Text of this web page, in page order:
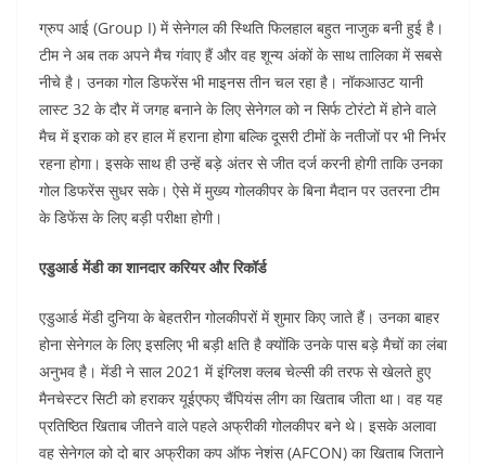
ग्रुप आई (Group I) में सेनेगल की स्थिति फिलहाल बहुत नाजुक बनी हुई है।
टीम ने अब तक अपने मैच गंवाए हैं और वह शून्य अंकों के साथ तालिका में सबसे
नीचे है। उनका गोल डिफरेंस भी माइनस तीन चल रहा है। नॉकआउट यानी
लास्ट 32 के दौर में जगह बनाने के लिए सेनेगल को न सिर्फ टोरंटो में होने वाले
मैच में इराक को हर हाल में हराना होगा बल्कि दूसरी टीमों के नतीजों पर भी निर्भर
रहना होगा। इसके साथ ही उन्हें बड़े अंतर से जीत दर्ज करनी होगी ताकि उनका
गोल डिफरेंस सुधर सके। ऐसे में मुख्य गोलकीपर के बिना मैदान पर उतरना टीम
के डिफेंस के लिए बड़ी परीक्षा होगी।
एडुआर्ड मेंडी का शानदार करियर और रिकॉर्ड
एडुआर्ड मेंडी दुनिया के बेहतरीन गोलकीपरों में शुमार किए जाते हैं। उनका बाहर
होना सेनेगल के लिए इसलिए भी बड़ी क्षति है क्योंकि उनके पास बड़े मैचों का लंबा
अनुभव है। मेंडी ने साल 2021 में इंग्लिश क्लब चेल्सी की तरफ से खेलते हुए
मैनचेस्टर सिटी को हराकर यूईएफए चैंपियंस लीग का खिताब जीता था। वह यह
प्रतिष्ठित खिताब जीतने वाले पहले अफ्रीकी गोलकीपर बने थे। इसके अलावा
वह सेनेगल को दो बार अफ्रीका कप ऑफ नेशंस (AFCON) का खिताब जिताने